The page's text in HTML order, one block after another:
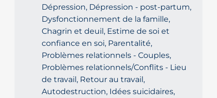
Dépression, Dépression - post-partum,
Dysfonctionnement de la famille,
Chagrin et deuil, Estime de soi et
confiance en soi, Parentalité,
Problèmes relationnels - Couples,
Problèmes relationnels/Conflits - Lieu
de travail, Retour au travail,
Autodestruction, Idées suicidaires,